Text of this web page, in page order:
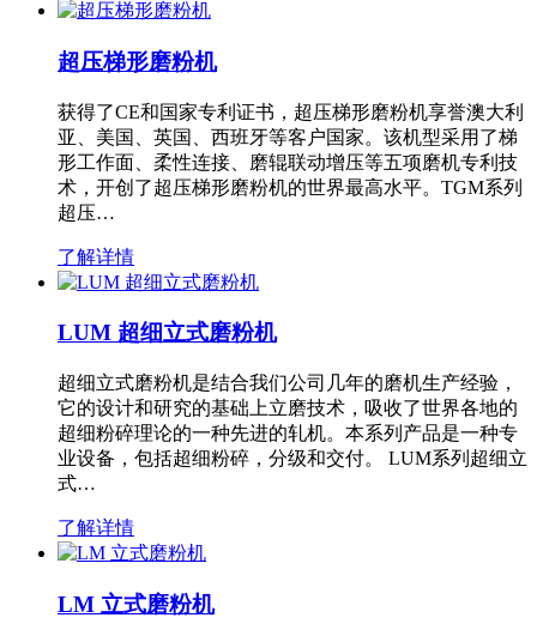
超压梯形磨粉机
获得了CE和国家专利证书，超压梯形磨粉机享誉澳大利
亚、美国、英国、西班牙等客户国家。该机型采用了梯
形工作面、柔性连接、磨辊联动增压等五项磨机专利技
术，开创了超压梯形磨粉机的世界最高水平。TGM系列
超压…
了解详情
LUM 超细立式磨粉机
超细立式磨粉机是结合我们公司几年的磨机生产经验，
它的设计和研究的基础上立磨技术，吸收了世界各地的
超细粉碎理论的一种先进的轧机。本系列产品是一种专
业设备，包括超细粉碎，分级和交付。 LUM系列超细立
式…
了解详情
LM 立式磨粉机